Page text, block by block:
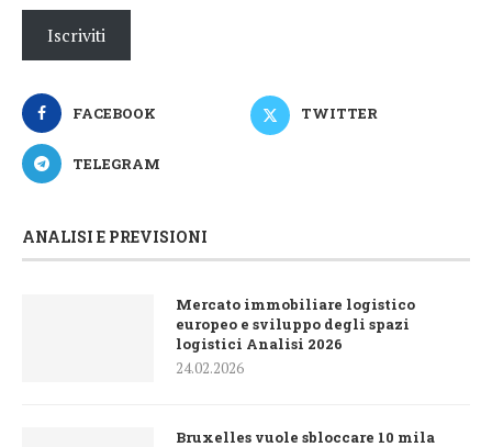
Iscriviti
FACEBOOK TWITTER
TELEGRAM
ANALISI E PREVISIONI
Mercato immobiliare logistico
europeo e sviluppo degli spazi
logistici Analisi 2026
24.02.2026
Bruxelles vuole sbloccare 10 mila